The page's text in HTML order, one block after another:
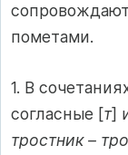
пометами.
1. В
согласные [т]
тростник –